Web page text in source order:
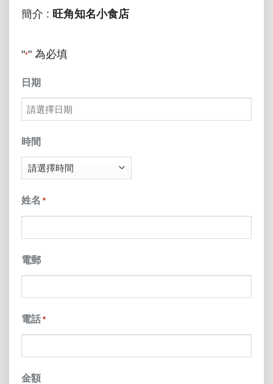
簡介 : 旺角知名小食店
"*" 為必填
日期
MM
slash
DD
YYYY
時間
姓名 *
電郵
電話 *
金額